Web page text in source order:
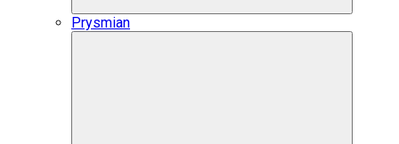
Prysmian